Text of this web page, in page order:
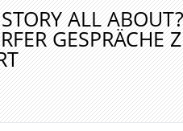
ALL
GESPRÄCHE